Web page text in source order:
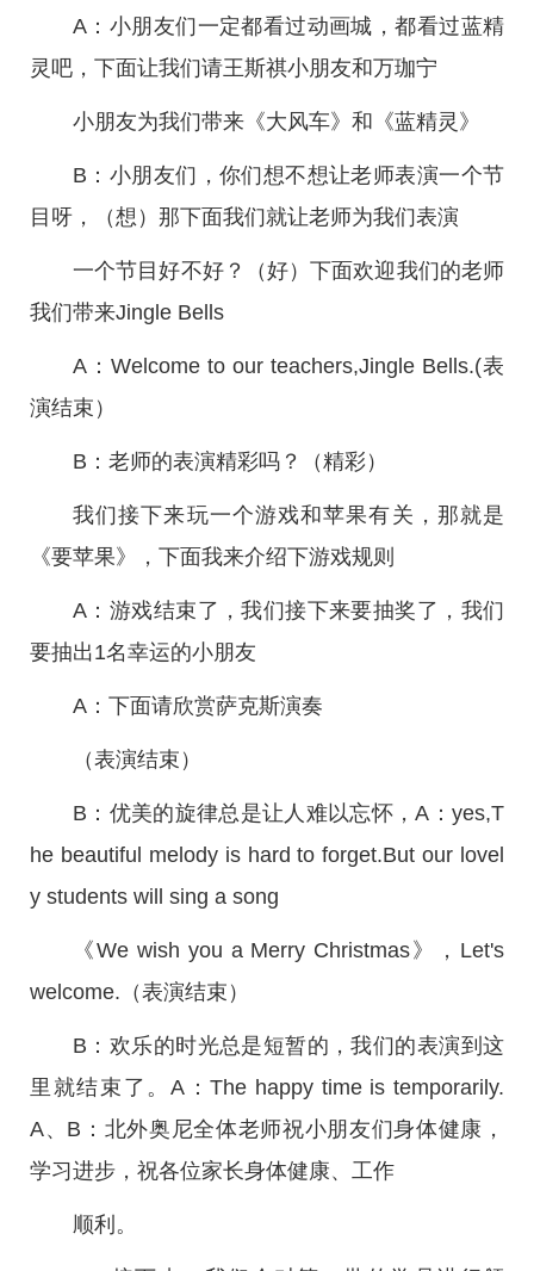
A：小朋友们一定都看过动画城，都看过蓝精
灵吧，下面让我们请王斯祺小朋友和万珈宁
小朋友为我们带来《大风车》和《蓝精灵》
B：小朋友们，你们想不想让老师表演一个节
目呀，（想）那下面我们就让老师为我们表演
一个节目好不好？（好）下面欢迎我们的老师
我们带来Jingle Bells
A：Welcome to our teachers,Jingle Bells.(表
演结束）
B：老师的表演精彩吗？（精彩）
我们接下来玩一个游戏和苹果有关，那就是
《要苹果》，下面我来介绍下游戏规则
A：游戏结束了，我们接下来要抽奖了，我们
要抽出1名幸运的小朋友
A：下面请欣赏萨克斯演奏
（表演结束）
B：优美的旋律总是让人难以忘怀，A：yes,T
he beautiful melody is hard to forget.But our lovel
y students will sing a song
《We wish you a Merry Christmas》，Let's
welcome.（表演结束）
B：欢乐的时光总是短暂的，我们的表演到这
里就结束了。A：The happy time is temporarily.
A、B：北外奥尼全体老师祝小朋友们身体健康，
学习进步，祝各位家长身体健康、工作
顺利。